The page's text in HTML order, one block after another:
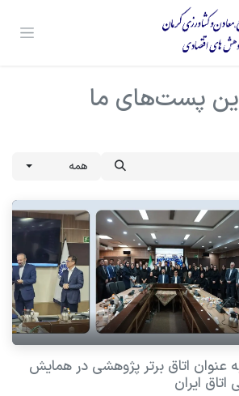
پست‌های ما
همه
عنوان اتاق برتر پژوهشی در همایش
ایران